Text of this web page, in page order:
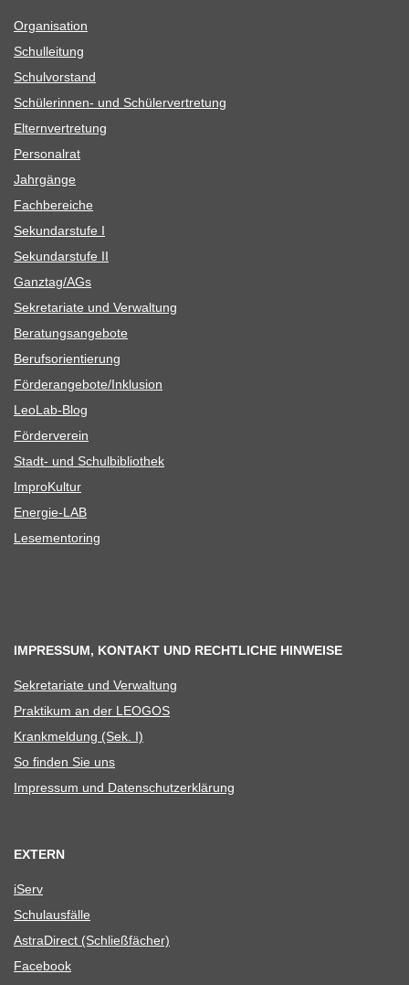
Orga­ni­sa­tion
Schul­lei­tung
Schul­vor­stand
Schü­le­rin­nen- und Schülervertretung
Eltern­ver­tre­tung
Per­so­nal­rat
Jahr­gänge
Fach­be­rei­che
Sekun­dar­stufe I
Sekun­dar­stufe II
Ganztag/​​AGs
Sekre­ta­riate und Verwaltung
Bera­tungs­an­ge­bote
Berufs­ori­en­tie­rung
Förderangebote/​​Inklusion
Leo­Lab-Blog
För­der­ver­ein
Stadt- und Schulbibliothek
Impro­Kul­tur
Ener­­gie-LAB
Lese­men­to­ring
IMPRESSUM, KONTAKT UND RECHTLICHE HINWEISE
Sekre­ta­riate und Verwaltung
Prak­ti­kum an der LEOGOS
Krank­mel­dung (Sek. I)
So fin­den Sie uns
Impres­sum und Datenschutzerklärung
EXTERN
iServ
Schul­aus­fälle
Astra­Di­rect (Schließ­fä­cher)
Face­book